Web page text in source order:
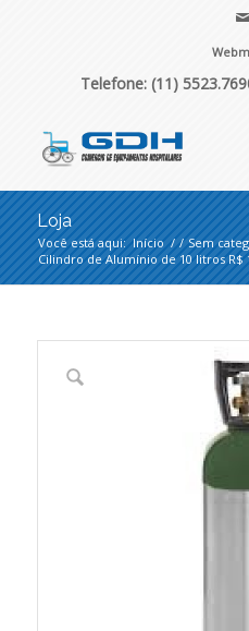
Telefone: (11)
Loja
Você está aqui: Início / / Sem
Cilindro de Alumínio de 10 litros R$